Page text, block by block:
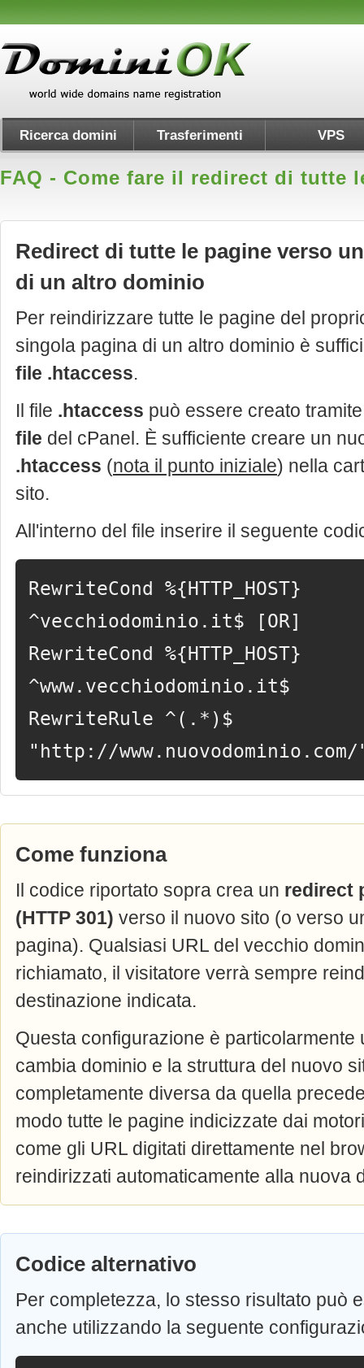
Ricerca domini Trasferimenti VPS
FAQ - Come fare il redirect di tutte
Redirect di tutte le pagine verso
di un altro dominio
Per reindirizzare tutte le pagine del
singola pagina di un altro dominio è
file .htaccess.
Il file .htaccess può essere creato
file del cPanel. È sufficiente creare un
.htaccess (nota il punto iniziale) nella
sito.
All'interno del file inserire il seguente
RewriteCond %{HTTP_HOST}
^vecchiodominio.it$ [OR]
RewriteCond %{HTTP_HOST}
^www.vecchiodominio.it$
RewriteRule ^(.*)$
"http://
Come funziona
Il codice riportato sopra crea un redirect
(HTTP 301) verso il nuovo sito (o verso
pagina). Qualsiasi URL del vecchio
richiamato, il visitatore verrà sempre
destinazione indicata.
Questa configurazione è particolarmente
cambia dominio e la struttura del nuovo
completamente diversa da quella
modo tutte le pagine indicizzate dai
come gli URL digitati direttamente nel
reindirizzati automaticamente alla nuova
Codice alternativo
Per completezza, lo stesso risultato può
anche utilizzando la seguente